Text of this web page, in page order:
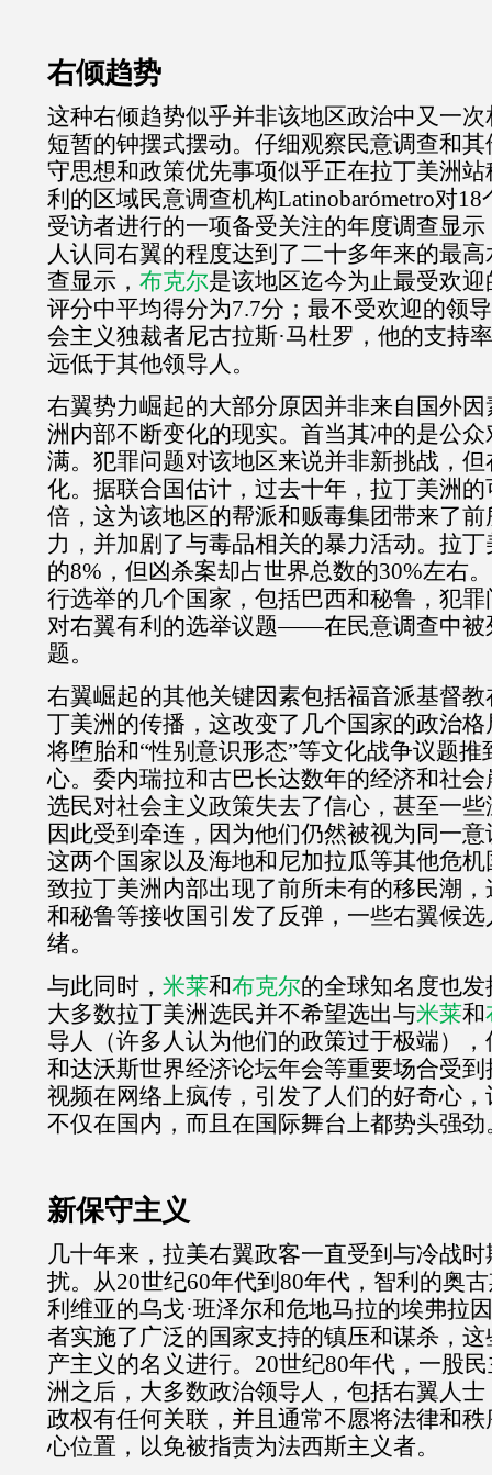
右倾趋势
这种右倾趋势似乎并非该地区政治中又一
短暂的钟摆式摆动。仔细观察民意调查和
守思想和政策优先事项似乎正在拉丁美洲
利的区域民意调查机构Latinobarómetro对18
受访者进行的一项备受关注的年度调查显示
人认同右翼的程度达到了二十多年来的最
查显示， 布克尔是该地区迄今为止最受欢
评分中平均得分为7.7分；最不受欢迎的领
会主义独裁者尼古拉斯·马杜罗，他的支持
远低于其他领导人。
右翼势力崛起的大部分原因并非来自国外
洲内部不断变化的现实。首当其冲的是公
满。犯罪问题对该地区来说并非新挑战，
化。据联合国估计，过去十年，拉丁美洲
倍，这为该地区的帮派和贩毒集团带来了
力，并加剧了与毒品相关的暴力活动。拉
的8% ，但凶杀案却占世界总数的30%左右
行选举的几个国家，包括巴西和秘鲁，犯
对右翼有利的选举议题——在民意调查中被
题。
右翼崛起的其他关键因素包括福音派基督
丁美洲的传播，这改变了几个国家的政治
将堕胎和“性别意识形态”等文化战争议题
心。委内瑞拉和古巴长达数年的经济和社
选民对社会主义政策失去了信心，甚至一
因此受到牵连，因为他们仍然被视为同一
这两个国家以及海地和尼加拉瓜等其他危
致拉丁美洲内部出现了前所未有的移民潮
和秘鲁等接收国引发了反弹，一些右翼候
绪。
与此同时， 米莱和布克尔的全球知名度也
大多数拉丁美洲选民并不希望选出与米莱和
导人（许多人认为他们的政策过于极端）
和达沃斯世界经济论坛年会等重要场合受
视频在网络上疯传，引发了人们的好奇心
不仅在国内，而且在国际舞台上都势头强劲
新保守主义
几十年来，拉美右翼政客一直受到与冷战
扰。从20世纪60年代到 80年代，智利的奥
利维亚的乌戈·班泽尔和危地马拉的埃弗拉
者实施了广泛的国家支持的镇压和谋杀，
产主义的名义进行。 20世纪80年代，一股
洲之后，大多数政治领导人，包括右翼人
政权有任何关联，并且通常不愿将法律和
心位置，以免被指责为法西斯主义者。